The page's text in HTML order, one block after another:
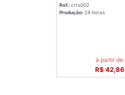
Ref.:crts002
Produção: 24 horas
à partir de:
R$ 42,86